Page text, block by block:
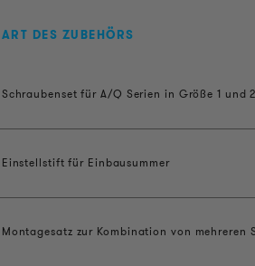
ART DES ZUBEHÖRS
Schraubenset für A/Q Serien in Größe 1 und 2
Einstellstift für Einbausummer
Montagesatz zur Kombination von mehreren